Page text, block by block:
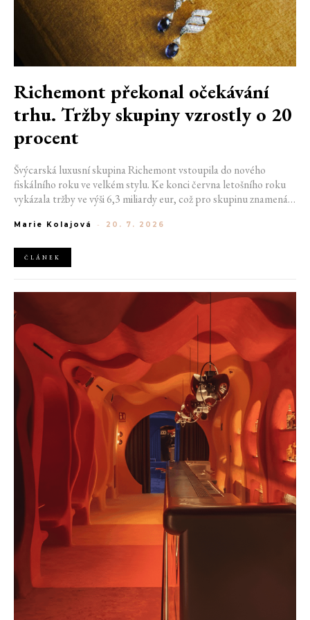
Richemont překonal očekávání
trhu. Tržby skupiny vzrostly o 20
procent
Švýcarská luxusní skupina Richemont vstoupila do nového
fiskálního roku ve velkém stylu. Ke konci června letošního roku
vykázala tržby ve výši 6,3 miliardy eur, což pro skupinu znamená
luxusním zůstává i přes přetrvávající ekonomickou nejistotu
Marie Kolajová - 20. 7. 2026
ČLÁNEK